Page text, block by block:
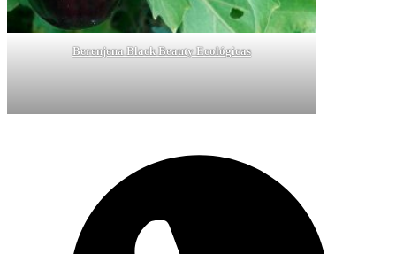
Berenjena Black Beauty Ecológicas